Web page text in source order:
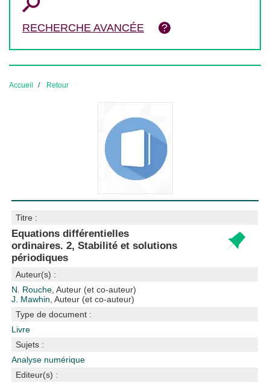
RECHERCHE AVANCÉE
Accueil Retour
Titre :
Equations différentielles
ordinaires. 2, Stabilité et solutions
périodiques
Auteur(s) :
N. Rouche , Auteur (et co-auteur)
J. Mawhin , Auteur (et co-auteur)
Type de document :
Livre
Sujets :
Analyse numérique
Editeur(s) :